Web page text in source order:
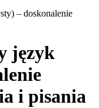
– doskonalenie
język
i pisania